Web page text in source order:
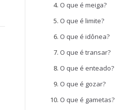
O que é meiga?
O que é limite?
O que é idônea?
O que é transar?
O que é enteado?
O que é gozar?
O que é gametas?